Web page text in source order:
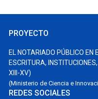
PROYECTO
EL NOTARIADO PÚBLICO EN
ESCRITURA,
XIII-XV)
(Ministerio de Ciencia e
REDES SOCIALES